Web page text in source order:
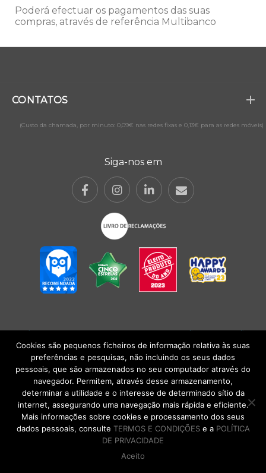
Poderá efectuar os pagamentos das suas
compras, através de referência Multibanco
CONTATOS
(Custo da chamada, por minuto: 0,09€ nas redes fixas e 0,13€ para as redes móveis)
Siga-nos em
POLÍTICA DE PRIVACIDADE|TERMOS E CONDIÇÕESlCONDIÇÕES
GERAIS DE VENDA| Alberto Oculista, SA 2026. Todos os direitos reservados.
DE VOLTA AO TOPO
Cookies são pequenos ficheiros de informação relativa às suas
preferências e pesquisas, não incluindo os seus dados
pessoais, que são armazenados no seu computador através do
navegador. Permitem, através desse armazenamento,
determinar a utilidade e o interesse de determinado sítio da
internet, assegurando uma navegação mais rápida e eficiente.
Mais informações sobre cookies e processamento dos seus
dados pessoais, consulte TERMOS E CONDIÇÕESe a POLÍTICA
DE PRIVACIDADE
Aceito